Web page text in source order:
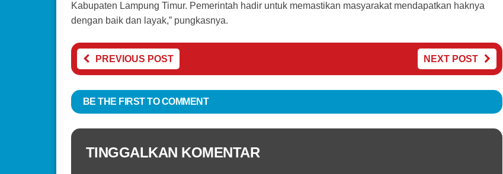
Kabupaten Lampung Timur. Pemerintah hadir untuk memastikan masyarakat mendapatkan haknya
dengan baik dan layak,” pungkasnya.
PREVIOUS POST NEXT POST
BE THE FIRST TO COMMENT
TINGGALKAN KOMENTAR